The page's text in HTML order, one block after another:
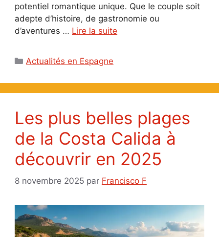
potentiel romantique unique. Que le couple soit
adepte d’histoire, de gastronomie ou
d’aventures … Lire la suite
Catégories
Actualités en Espagne
Les plus belles plages
de la Costa Calida à
découvrir en 2025
8 novembre 2025 par Francisco F